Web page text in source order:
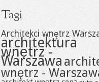
Tagi
Architekci wnętrz
architektura
wnętrz -
Warszawa
wnętrz -